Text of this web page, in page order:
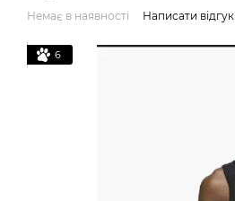
Немає в наявності Написати відгук
6